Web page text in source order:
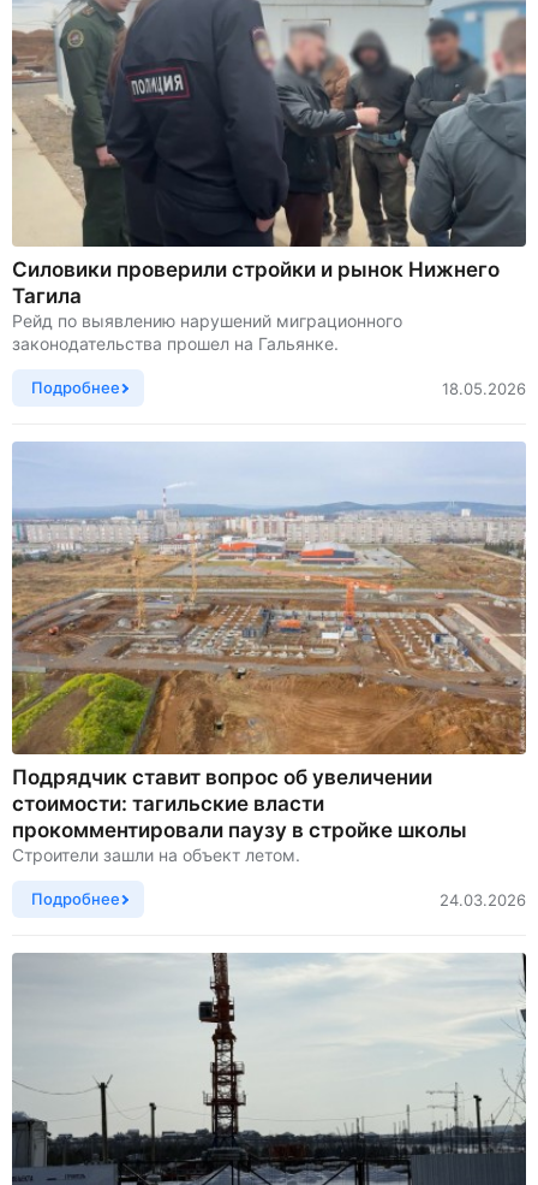
Силовики проверили стройки и рынок Нижнего
Тагила
Рейд по выявлению нарушений миграционного
законодательства прошел на Гальянке.
Подробнее 18.05.2026
Подрядчик ставит вопрос об увеличении
стоимости: тагильские власти
прокомментировали паузу в стройке школы
Строители зашли на объект летом.
Подробнее 24.03.2026